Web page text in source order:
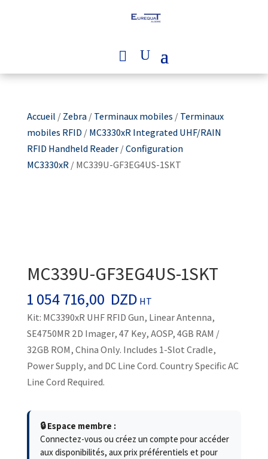
Accueil /Zebra/Terminaux mobiles /Terminaux
mobiles RFID/MC3330xR Integrated UHF/RAIN
RFID Handheld Reader/Configuration
MC3330xR/ MC339U-GF3EG4US-1SKT
MC339U-GF3EG4US-1SKT
1 054 716,00 DZD HT
Kit: MC3390xR UHF RFID Gun, Linear Antenna,
SE4750MR 2D Imager, 47 Key, AOSP, 4GB RAM /
32GB ROM, China Only. Includes 1-Slot Cradle,
Power Supply, and DC Line Cord. Country Specific AC
Line Cord Required.
🔒 Espace membre :
Connectez-vous ou créez un compte pour accéder
aux disponibilités, aux prix préférentiels et pour